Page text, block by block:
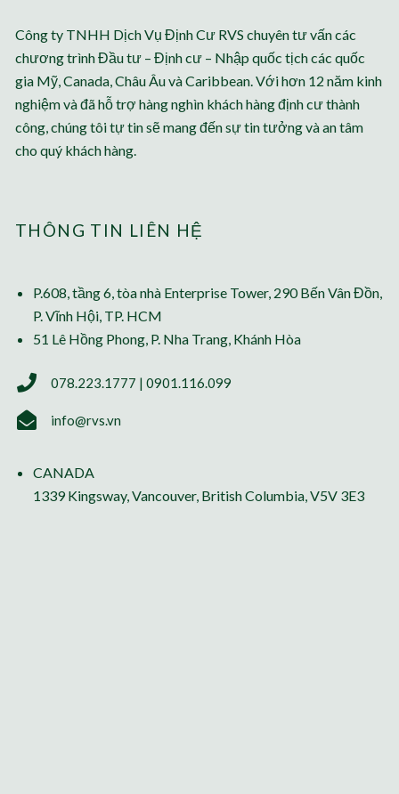
Công ty TNHH Dịch Vụ Định Cư RVS chuyên tư vấn các
chương trình Đầu tư – Định cư – Nhập quốc tịch các quốc
gia Mỹ, Canada, Châu Âu và Caribbean. Với hơn 12 năm kinh
nghiệm và đã hỗ trợ hàng nghìn khách hàng định cư thành
công, chúng tôi tự tin sẽ mang đến sự tin tưởng và an tâm
cho quý khách hàng.
THÔNG TIN LIÊN HỆ
P.608, tầng 6, tòa nhà Enterprise Tower, 290 Bến Vân Đồn,
P. Vĩnh Hội, TP. HCM
51 Lê Hồng Phong, P. Nha Trang, Khánh Hòa
078.223.1777 | 0901.116.099
info@rvs.vn
CANADA
1339 Kingsway, Vancouver, British Columbia, V5V 3E3